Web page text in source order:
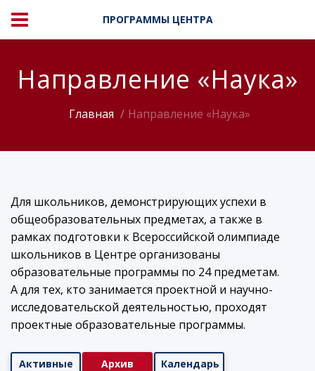
ПРОГРАММЫ ЦЕНТРА
Направление «Наука»
Главная Направление «Наука»
Для школьников, демонстрирующих успехи в
общеобразовательных предметах, а также в
рамках подготовки к Всероссийской олимпиаде
школьников в Центре организованы
образовательные программы по 24 предметам.
А для тех, кто занимается проектной и научно-
исследовательской деятельностью, проходят
проектные образовательные программы.
Активные Архив Календарь